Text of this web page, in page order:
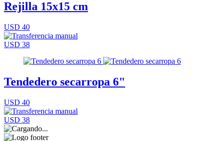
Rejilla 15x15 cm
USD 40
USD 38
Tendedero secarropa 6"
USD 40
USD 38